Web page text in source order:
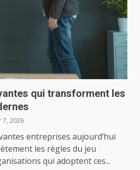
qui transforment les
7, 2026
entreprises aujourd’hui
les règles du jeu
qui adoptent ces...